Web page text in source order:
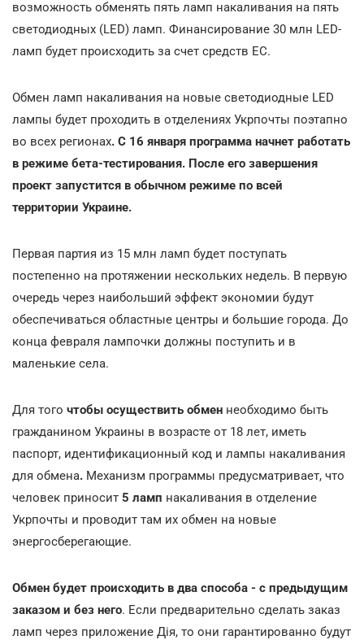
возможность обменять пять ламп накаливания на пять
светодиодных (LED) ламп. Финансирование 30 млн LED-
ламп будет происходить за счет средств ЕС.
Обмен ламп накаливания на новые светодиодные LED
лампы будет проходить в отделениях Укрпочты поэтапно
во всех регионах. С 16 января программа начнет работать
в режиме бета-тестирования. После его завершения
проект запустится в обычном режиме по всей
территории Украине.
Первая партия из 15 млн ламп будет поступать
постепенно на протяжении нескольких недель. В первую
очередь через наибольший эффект экономии будут
обеспечиваться областные центры и большие города. До
конца февраля лампочки должны поступить и в
маленькие села.
Для того чтобы осуществить обмен необходимо быть
гражданином Украины в возрасте от 18 лет, иметь
паспорт, идентификационный код и лампы накаливания
для обмена. Механизм программы предусматривает, что
человек приносит 5 ламп накаливания в отделение
Укрпочты и проводит там их обмен на новые
энергосберегающие.
Обмен будет происходить в два способа - с предыдущим
заказом и без него. Если предварительно сделать заказ
ламп через приложение Дія, то они гарантированно будут